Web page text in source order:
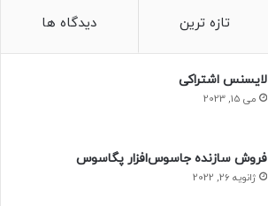
تازه ترین دیدگاه ها
لایسنس اشتراکی
می 15, 2023
فروش سازنده جاسوس‌افزار پگاسوس
ژانویه 26, 2022